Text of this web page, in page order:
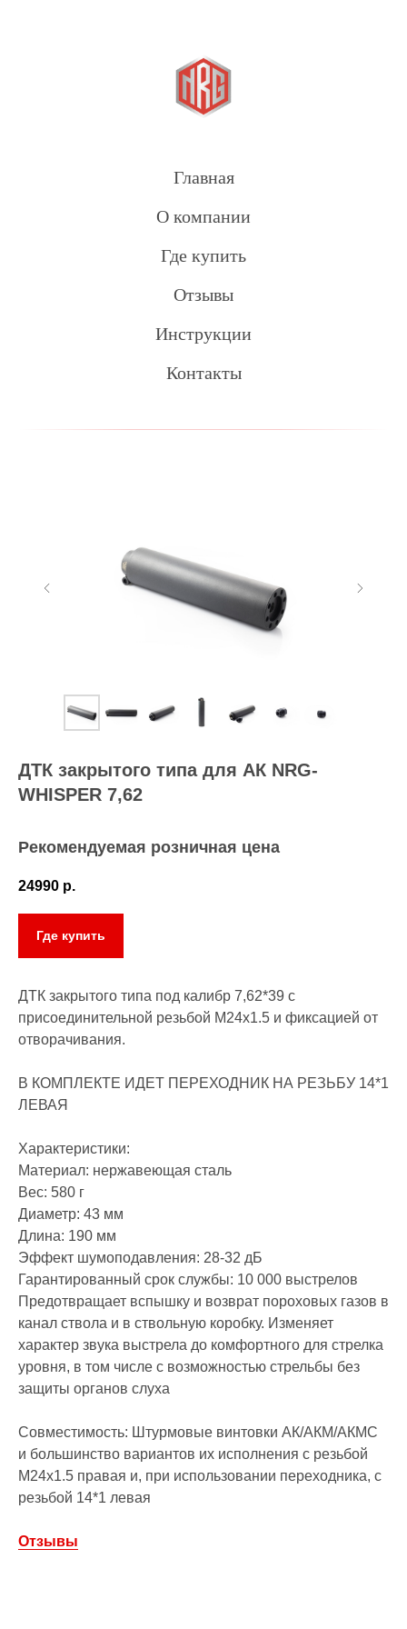
Главная
О компании
Где купить
Отзывы
Инструкции
Контакты
ДТК закрытого типа для АК NRG-
WHISPER 7,62
Рекомендуемая розничная цена
24990 р.
Где купить
ДТК закрытого типа под калибр 7,62*39 с
присоединительной резьбой М24х1.5 и фиксацией от
отворачивания.
В КОМПЛЕКТЕ ИДЕТ ПЕРЕХОДНИК НА РЕЗЬБУ 14*1
ЛЕВАЯ
Характеристики:
Материал: нержавеющая сталь
Вес: 580 г
Диаметр: 43 мм
Длина: 190 мм
Эффект шумоподавления: 28-32 дБ
Гарантированный срок службы: 10 000 выстрелов
Предотвращает вспышку и возврат пороховых газов в
канал ствола и в ствольную коробку. Изменяет
характер звука выстрела до комфортного для стрелка
уровня, в том числе с возможностью стрельбы без
защиты органов слуха
Совместимость: Штурмовые винтовки АК/АКМ/АКМС
и большинство вариантов их исполнения с резьбой
М24х1.5 правая и, при использовании переходника, с
резьбой 14*1 левая
Отзывы